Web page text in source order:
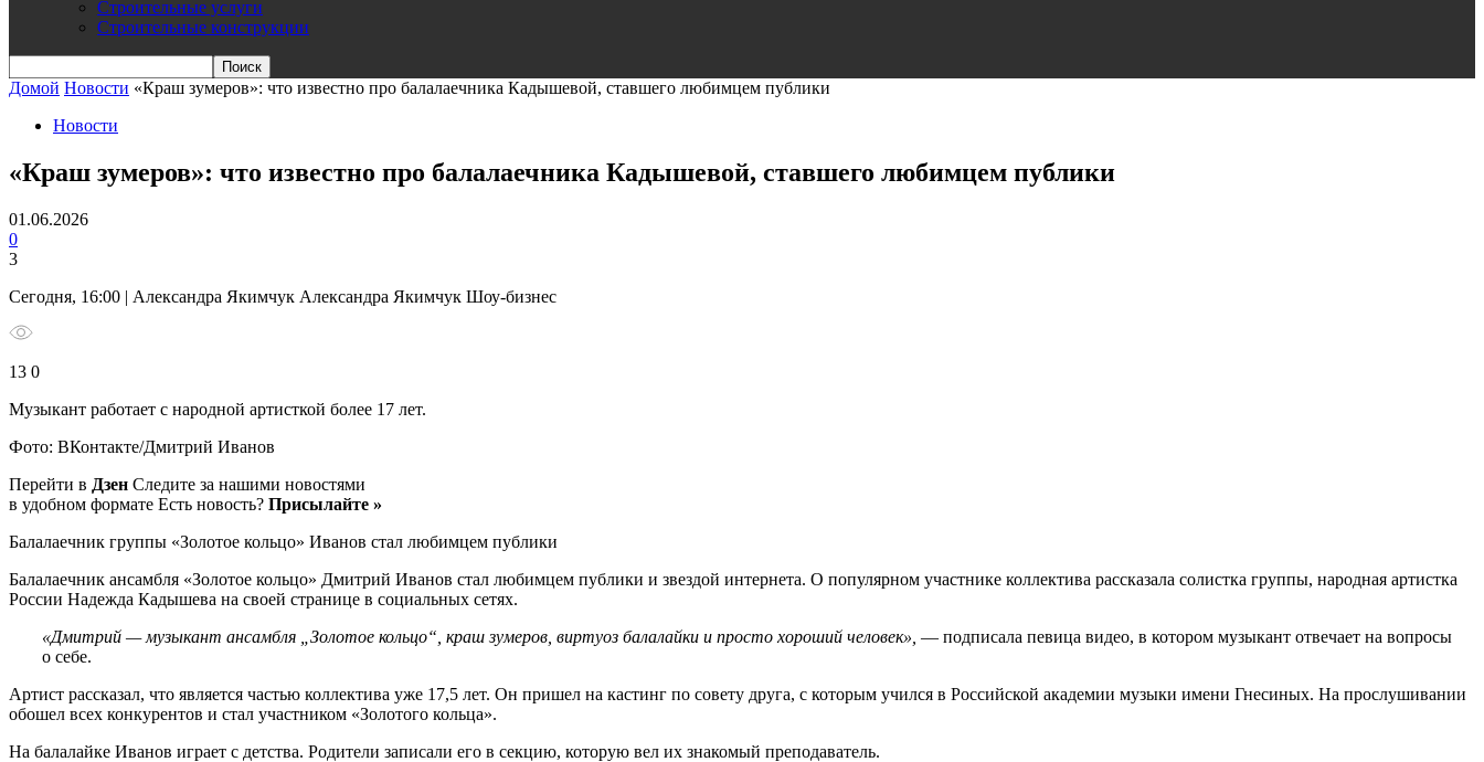
Строительные услуги
Строительные конструкции
Домой Новости «Краш зумеров»: что известно про балалаечника Кадышевой, ставшего любимцем публики
Новости
«Краш зумеров»: что известно про балалаечника Кадышевой, ставшего любимцем публики
01.06.2026
0
3
Сегодня, 16:00 | Александра Якимчук Александра Якимчук Шоу-бизнес
13 0
Музыкант работает с народной артисткой более 17 лет.
Фото: ВКонтакте/Дмитрий Иванов
Перейти в Дзен Следите за нашими новостями
в удобном формате Есть новость? Присылайте »
Балалаечник группы «Золотое кольцо» Иванов стал любимцем публики
Балалаечник ансамбля «Золотое кольцо» Дмитрий Иванов стал любимцем публики и звездой интернета. О популярном участнике коллектива рассказала солистка группы, народная артистка
России Надежда Кадышева на своей странице в социальных сетях.
«Дмитрий — музыкант ансамбля „Золотое кольцо“, краш зумеров, виртуоз балалайки и просто хороший человек», — подписала певица видео, в котором музыкант отвечает на вопросы
о себе.
Артист рассказал, что является частью коллектива уже 17,5 лет. Он пришел на кастинг по совету друга, с которым учился в Российской академии музыки имени Гнесиных. На прослушивании
обошел всех конкурентов и стал участником «Золотого кольца».
На балалайке Иванов играет с детства. Родители записали его в секцию, которую вел их знакомый преподаватель.